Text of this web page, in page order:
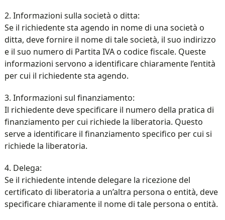
2. Informazioni sulla società o ditta:
Se il richiedente sta agendo in nome di una società o
ditta, deve fornire il nome di tale società, il suo indirizzo
e il suo numero di Partita IVA o codice fiscale. Queste
informazioni servono a identificare chiaramente l’entità
per cui il richiedente sta agendo.
3. Informazioni sul finanziamento:
Il richiedente deve specificare il numero della pratica di
finanziamento per cui richiede la liberatoria. Questo
serve a identificare il finanziamento specifico per cui si
richiede la liberatoria.
4. Delega:
Se il richiedente intende delegare la ricezione del
certificato di liberatoria a un’altra persona o entità, deve
specificare chiaramente il nome di tale persona o entità.